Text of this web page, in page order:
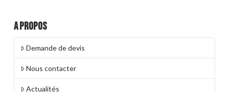
A propos
Demande de devis
Nous contacter
Actualités